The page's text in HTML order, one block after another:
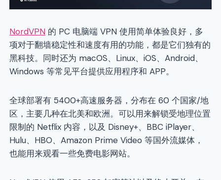
NordVPN 的 PC 电脑端 VPN 使用简单体验良好，多
项对于翻墙稳定性和速度有用的功能，都是它们独有的
黑科技。同时还为 macOS、Linux、iOS、Android、
Windows 等常见平台提供应用程序和 APP。
全球部署有 5400+高速服务器，分布在 60 个国家/地
区，主要几种在北美和欧洲。可以用来解锁受地理位置
限制的 Netflix 内容，以及 Disney+、BBC iPlayer、
Hulu、HBO、Amazon Prime Video 等国外流媒体，
也能用来观看一些免费电影网站。